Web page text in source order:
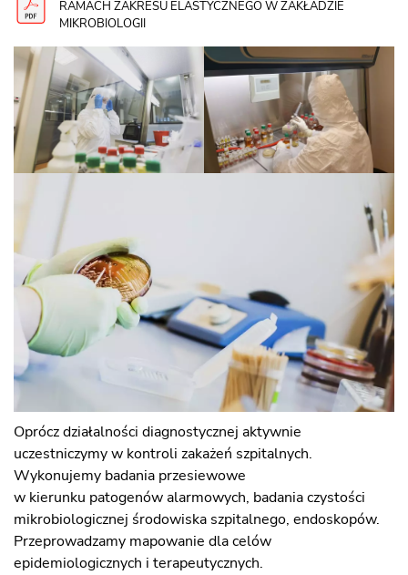
RAMACH ZAKRESU ELASTYCZNEGO W ZAKŁADZIE
MIKROBIOLOGII
Oprócz działalności diagnostycznej aktywnie
uczestniczymy w kontroli zakażeń szpitalnych.
Wykonujemy badania przesiewowe
w kierunku patogenów alarmowych, badania czystości
mikrobiologicznej środowiska szpitalnego, endoskopów.
Przeprowadzamy mapowanie dla celów
epidemiologicznych i terapeutycznych.